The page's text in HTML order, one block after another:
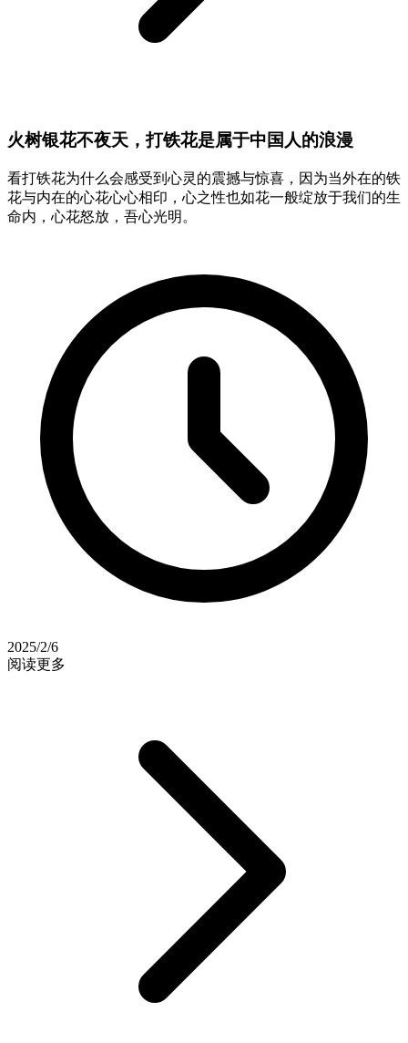
火树银花不夜天，打铁花是属于中国人的浪漫
看打铁花为什么会感受到心灵的震撼与惊喜，因为当外在的铁
花与内在的心花心心相印，心之性也如花一般绽放于我们的生
命内，心花怒放，吾心光明。
2025/2/6
阅读更多